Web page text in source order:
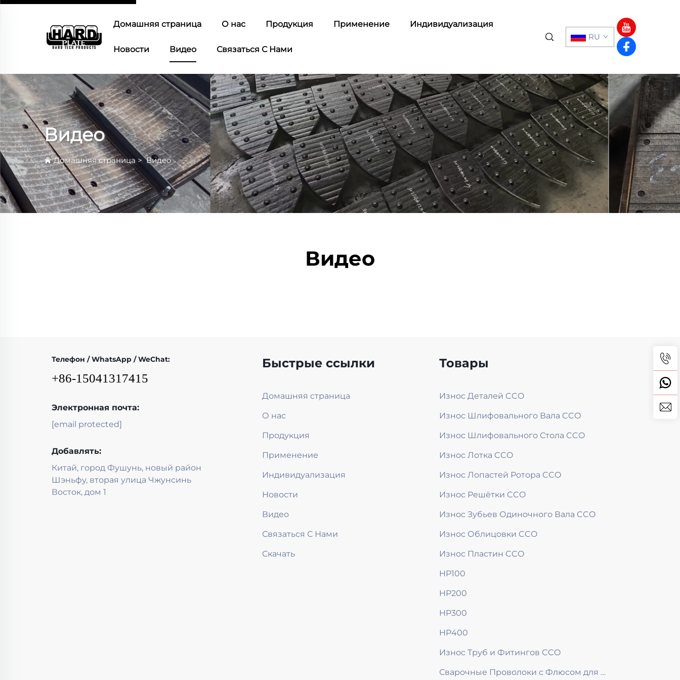
Домашняя страница О нас Продукция Применение Индивидуализация
Новости Видео Связаться С Нами
RU
Видео
Домашняя страница>Видео
Видео
Телефон / WhatsApp / WeChat:
+86-15041317415
Электронная почта:
[email protected]
Добавлять:
Китай, город Фушунь, новый район
Шэньфу, вторая улица Чжунсинь
Восток, дом 1
Быстрые ссылки
Домашняя страница
О нас
Продукция
Применение
Индивидуализация
Новости
Видео
Связаться С Нами
Скачать
Товары
Износ Деталей CCO
Износ Шлифовального Вала CCO
Износ Шлифовального Стола CCO
Износ Лотка CCO
Износ Лопастей Ротора CCO
Износ Решётки CCO
Износ Зубьев Одиночного Вала CCO
Износ Облицовки CCO
Износ Пластин CCO
HP100
HP200
HP300
HP400
Износ Труб и Фитингов CCO
Сварочные Проволоки с Флюсом для Наплавки